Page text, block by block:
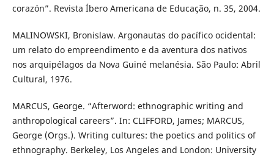
corazón”. Revista Íbero Americana de Educação, n. 35, 2004.
MALINOWSKI, Bronislaw. Argonautas do pacífico ocidental:
um relato do empreendimento e da aventura dos nativos
nos arquipélagos da Nova Guiné melanésia. São Paulo: Abril
Cultural, 1976.
MARCUS, George. “Afterword: ethnographic writing and
anthropological careers”. In: CLIFFORD, James; MARCUS,
George (Orgs.). Writing cultures: the poetics and politics of
ethnography. Berkeley, Los Angeles and London: University